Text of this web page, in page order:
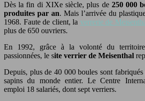
Dès la fin di XIXe siècle, plus de 250 000
produites par an. Mais l’arrivée du
1968. Faute de client, la verrerie de
plus de 650 ouvriers.
En 1992, grâce à la volonté du
passionnées, le site verrier de Meisenthal
Depuis, plus de 40 000 boules sont
sapins du monde entier. Le Centre
emploi 18 salariés, dont sept verriers.